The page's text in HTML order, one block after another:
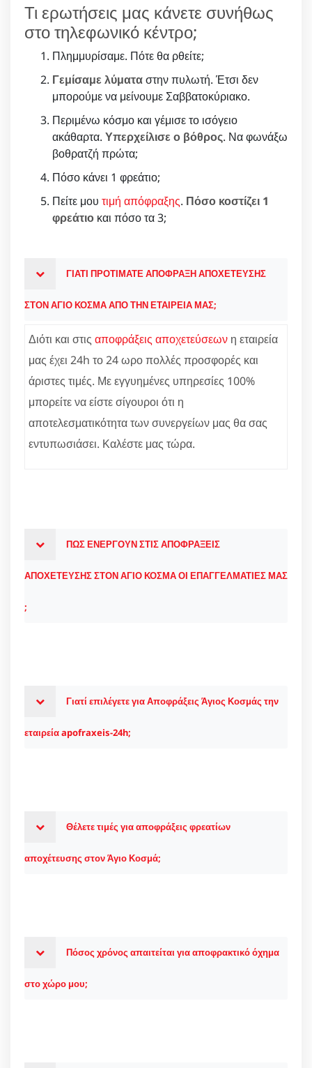
Τι ερωτήσεις μας κάνετε συνήθως
στο τηλεφωνικό κέντρο;
Πλημμυρίσαμε. Πότε θα ρθείτε;
Γεμίσαμε λύματαστην πυλωτή. Έτσι δεν
μπορούμε να μείνουμε Σαββατοκύριακο.
Περιμένω κόσμο και γέμισε το ισόγειο
ακάθαρτα. Υπερχείλισε ο βόθρος. Να φωνάξω
βοθρατζή πρώτα;
Πόσο κάνει 1 φρεάτιο;
Πείτε μου τιμή απόφραξης. Πόσο κοστίζει 1
φρεάτιο και πόσο τα 3;
ΓΙΑΤΙ ΠΡΟΤΙΜΑΤΕ ΑΠΟΦΡΑΞΗ ΑΠΟΧΕΤΕΥΣΗΣ
ΣΤΟΝ ΑΓΙΟ ΚΟΣΜΑ ΑΠΟ ΤΗΝ ΕΤΑΙΡΕΙΑ ΜΑΣ;
Διότι και στις αποφράξεις αποχετεύσεων η εταιρεία
μας έχει 24h το 24 ωρο πολλές προσφορές και
άριστες τιμές. Με εγγυημένες υπηρεσίες 100%
μπορείτε να είστε σίγουροι ότι η
αποτελεσματικότητα των συνεργείων μας θα σας
εντυπωσιάσει. Καλέστε μας τώρα.
ΠΩΣ ΕΝΕΡΓΟΥΝ ΣΤΙΣ ΑΠΟΦΡΑΞΕΙΣ
ΑΠΟΧΕΤΕΥΣΗΣ ΣΤΟΝ ΑΓΙΟ ΚΟΣΜΑ ΟΙ ΕΠΑΓΓΕΛΜΑΤΙΕΣ ΜΑΣ
;
Γιατί επιλέγετε για Αποφράξεις Άγιος Κοσμάς την
εταιρεία apofraxeis-24h;
Θέλετε τιμές για αποφράξεις φρεατίων
αποχέτευσης στον Άγιο Κοσμά;
Πόσος χρόνος απαιτείται για αποφρακτικό όχημα
στο χώρο μου;